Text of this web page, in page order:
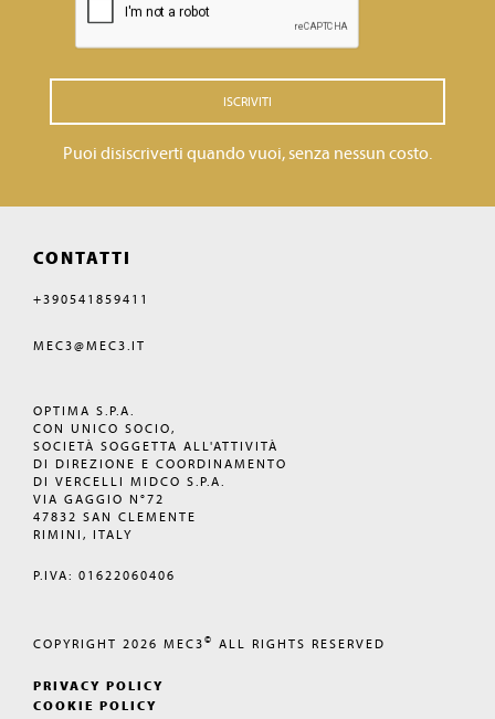
ISCRIVITI
Puoi disiscriverti quando vuoi, senza nessun costo.
CONTATTI
+390541859411
MEC3@MEC3.IT
OPTIMA S.P.A.
CON UNICO SOCIO,
SOCIETÀ SOGGETTA ALL'ATTIVITÀ
DI DIREZIONE E COORDINAMENTO
DI VERCELLI MIDCO S.P.A.
VIA GAGGIO N°72
47832 SAN CLEMENTE
RIMINI, ITALY
P.IVA: 01622060406
COPYRIGHT 2026 MEC3© ALL RIGHTS RESERVED
PRIVACY POLICY
COOKIE POLICY